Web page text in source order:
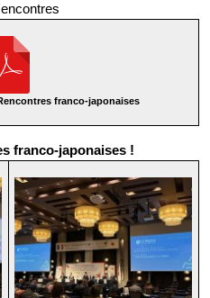
franco-japonaises
franco-japonaises !